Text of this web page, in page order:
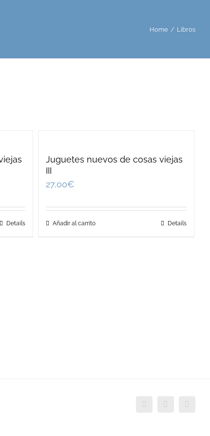
Home / Libros
Details
Juguetes nuevos de cosas viejas
III
27,00€
Añadir al carrito Details
FacebookTwitter